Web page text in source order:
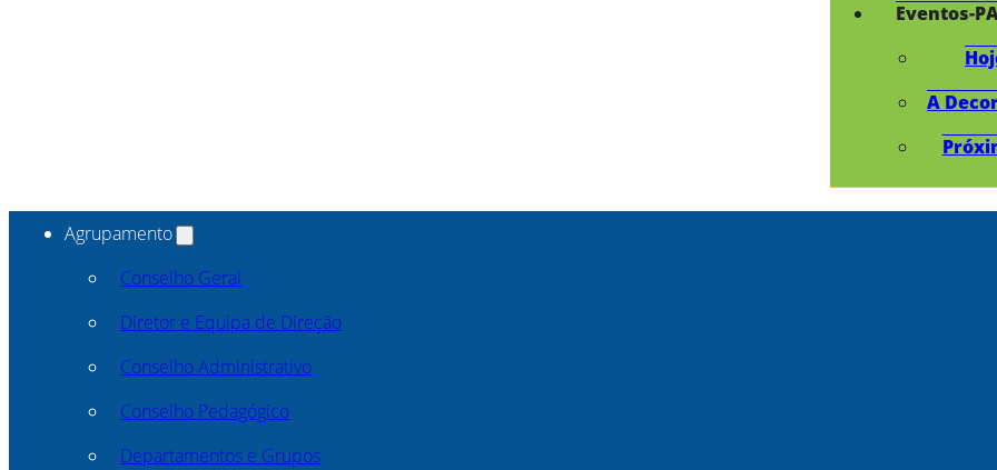
Eventos-
A
Agrupamento
Conselho Geral
Diretor e Equipa de Direção
Conselho Administrativo
Conselho Pedagógico
Departamentos e Grupos